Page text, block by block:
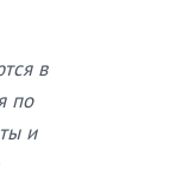
в
по
и